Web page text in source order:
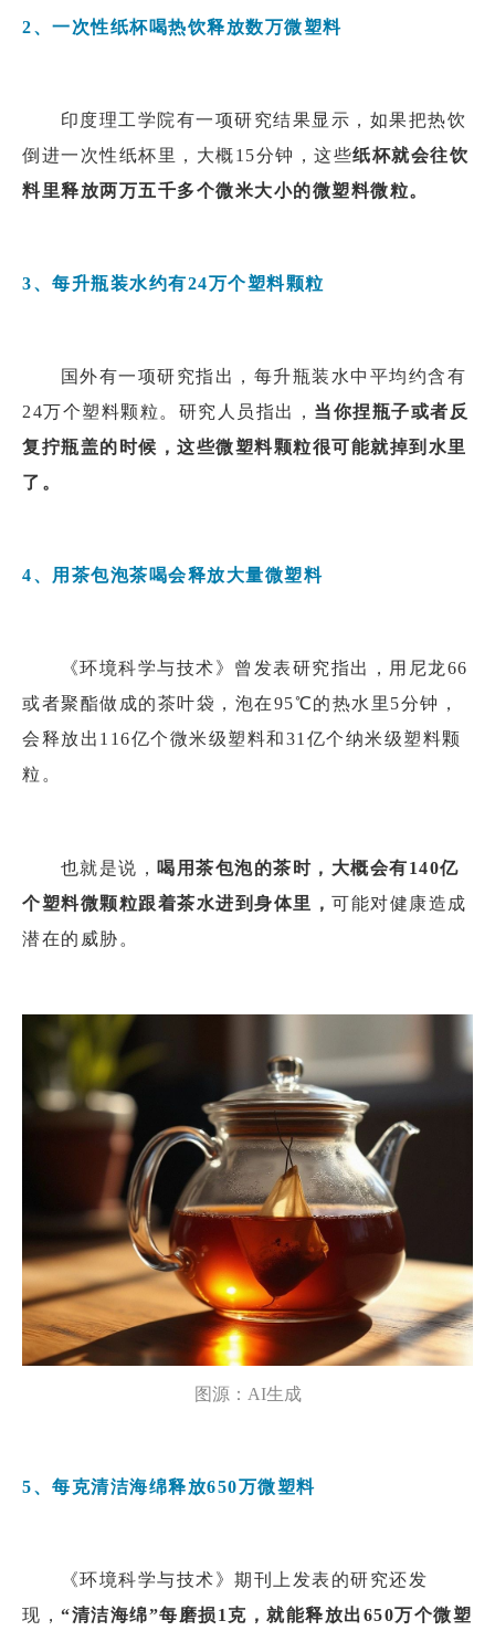
2、一次性纸杯喝热饮释放数万微塑料
印度理工学院有一项研究结果显示，如果把热饮
倒进一次性纸杯里，大概15分钟，这些纸杯就会往饮
料里释放两万五千多个微米大小的微塑料微粒。
3、每升瓶装水约有24万个塑料颗粒
国外有一项研究指出，每升瓶装水中平均约含有
24万个塑料颗粒。研究人员指出， 当你捏瓶子或者反
复拧瓶盖的时候，这些微塑料颗粒很可能就掉到水里
了。
4、用茶包泡茶喝会释放大量微塑料
《环境科学与技术》曾发表研究指出，用尼龙66
或者聚酯做成的茶叶袋，泡在95℃的热水里5分钟，
会释放出116亿个微米级塑料和31亿个纳米级塑料颗
粒。
也就是说， 喝用茶包泡的茶时，大概会有140亿
个塑料微颗粒跟着茶水进到身体里， 可能对健康造成
潜在的威胁。
图源：AI生成
5、每克清洁海绵释放650万微塑料
《环境科学与技术》期刊上发表的研究还发
现， “清洁海绵”每磨损1克，就能释放出650万个微塑